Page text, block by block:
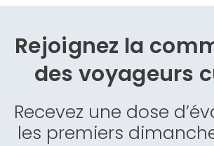
Rejoignez la
desvoyageurs
Recevez une dose
les premiers